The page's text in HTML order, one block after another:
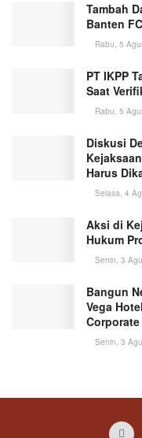
Tambah
Banten
Rabu, 5
PT IKPP
Saat
Rabu, 5
Diskusi
Harus
Selasa, 4
Aksi di
Hukum
Senin, 3
Bangun
Vega
Senin, 3